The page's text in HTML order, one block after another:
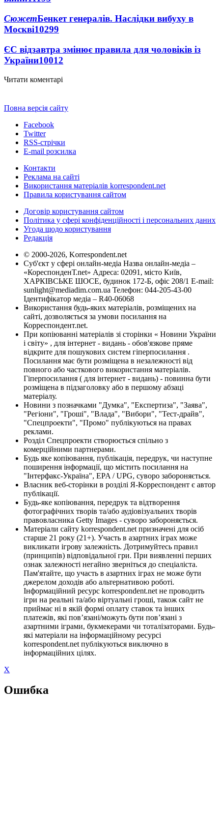
СюжетБенкет генералів. Наслідки вибуху в
Москві10299
ЄС відзавтра змінює правила для чоловіків із
України10012
Читати коментарі
Повна версія сайту
Facebook
Twitter
RSS-стрічки
E-mail розсилка
Контакти
Реклама на сайті
Використання матеріалів korrespondent.net
Правила користування сайтом
Договір користування сайтом
Політика у сфері конфіденційності і персональних даних
Угода щодо користування
Редакція
© 2000-2026, Korrespondent.net
Суб'єкт у сфері онлайн-медіа Назва онлайн-медіа –
«КореспонденТ.net» Адреса: 02091, місто Київ,
ХАРКІВСЬКЕ ШОСЕ, будинок 172-Б, офіс 208/1 E-mail:
sunlight@mediadim.com.ua Телефон: 044-205-43-00
Ідентифікатор медіа – R40-06068
Використання будь-яких матеріалів, розміщених на
сайті, дозволяється за умови посилання на
Корреспондент.net.
При копіюванні матеріалів зі сторінки « Новини України
і світу» , для інтернет - видань - обов'язкове пряме
відкрите для пошукових систем гіперпосилання .
Посилання має бути розміщена в незалежності від
повного або часткового використання матеріалів.
Гіперпосилання ( для інтернет - видань) - повинна бути
розміщена в підзаголовку або в першому абзаці
матеріалу.
Новини з позначками "Думка", "Експертиза", "Заява",
"Регіони", "Гроші", "Влада", "Вибори", "Тест-драйв",
"Спецпроекти", "Промо" публікуються на правах
реклами.
Розділ Спецпроекти створюється спільно з
комерційними партнерами.
Будь яке копіювання, публікація, передрук, чи наступне
поширення інформації, що містить посилання на
"Інтерфакс-Україна", EPA / UPG, суворо забороняється.
Власник веб-сторінки в розділі Я-Корреспондент є автор
публікації.
Будь-яке копіювання, передрук та відтворення
фотографічних творів та/або аудіовізуальних творів
правовласника Getty Images - суворо забороняється.
Матеріали сайту korrespondent.net призначені для осіб
старше 21 року (21+). Участь в азартних іграх може
викликати ігрову залежність. Дотримуйтесь правил
(принципів) відповідальної гри. При виявленні перших
ознак залежності негайно зверніться до спеціаліста.
Пам'ятайте, що участь в азартних іграх не може бути
джерелом доходів або альтернативою роботі.
Інформаційний ресурс korrespondent.net не проводить
ігри на реальні та/або віртуальні гроші, також сайт не
приймає ні в якій формі оплату ставок та інших
платежів, які пов’язані/можуть бути пов’язані з
азартними іграми, букмекерами чи тоталізаторами. Будь-
які матеріали на інформаційному ресурсі
korrespondent.net публікуються виключно в
інформаційних цілях.
X
Ошибка